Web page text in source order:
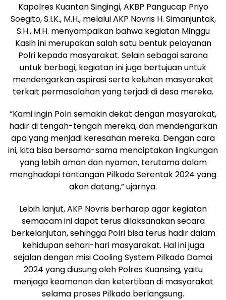
Kapolres Kuantan Singingi, AKBP Pangucap Priyo
Soegito, S.I.K., M.H., melalui AKP Novris H. Simanjuntak,
S.H., M.H. menyampaikan bahwa kegiatan Minggu
Kasih ini merupakan salah satu bentuk pelayanan
Polri kepada masyarakat. Selain sebagai sarana
untuk berbagi, kegiatan ini juga bertujuan untuk
mendengarkan aspirasi serta keluhan masyarakat
terkait permasalahan yang terjadi di desa mereka.
“Kami ingin Polri semakin dekat dengan masyarakat,
hadir di tengah-tengah mereka, dan mendengarkan
apa yang menjadi keresahan mereka. Dengan cara
ini, kita bisa bersama-sama menciptakan lingkungan
yang lebih aman dan nyaman, terutama dalam
menghadapi tantangan Pilkada Serentak 2024 yang
akan datang,” ujarnya.
Lebih lanjut, AKP Novris berharap agar kegiatan
semacam ini dapat terus dilaksanakan secara
berkelanjutan, sehingga Polri bisa terus hadir dalam
kehidupan sehari-hari masyarakat. Hal ini juga
sejalan dengan misi Cooling System Pilkada Damai
2024 yang diusung oleh Polres Kuansing, yaitu
menjaga keamanan dan ketertiban di masyarakat
selama proses Pilkada berlangsung.